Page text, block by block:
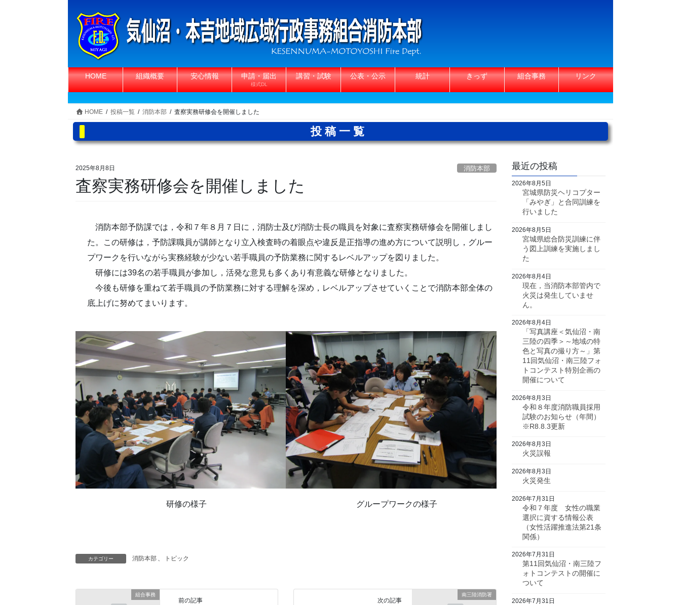
へ
ス
キ
ッ
ョ
ン
に
移
HOME 組織概要 安心情報 申請・届出
様式DL
講習・試験 公表・公示 統計 きっず 組合事務 リンク
HOME 投稿一覧 消防本部 査察実務研修会を開催しました
投稿一覧
2025年8月8日 消防本部
査察実務研修会を開催しました
消防本部予防課では，令和７年８月７日に，消防士及び消防士長の職員を対象に査察実務研修会を開催しまし
た。この研修は，予防課職員が講師となり立入検査時の着眼点や違反是正指導の進め方について説明し，グルー
プワークを行いながら実務経験が少ない若手職員の予防業務に関するレベルアップを図りました。
研修には39名の若手職員が参加し，活発な意見も多くあり有意義な研修となりました。
今後も研修を重ねて若手職員の予防業務に対する理解を深め，レベルアップさせていくことで消防本部全体の
底上げに努めてまいります。
研修の様子 グループワークの様子
カテゴリー 消防本部 、 トピック
組合事務
前の記事
南三陸消防署
次の記事
最近の投稿
宮城県防災ヘリコプター
「みやぎ」と合同訓練を
行いました
2026年8月5日
宮城県総合防災訓練に伴
う図上訓練を実施しまし
た
2026年8月5日
現在，当消防本部管内で
火災は発生していませ
ん。
2026年8月4日
「写真講座＜気仙沼・南
三陸の四季＞～地域の特
色と写真の撮り方～」第
11回気仙沼・南三陸フォ
トコンテスト特別企画の
開催について
2026年8月4日
令和８年度消防職員採用
試験のお知らせ（年間）
※R8.8.3更新
2026年8月3日
火災誤報
2026年8月3日
火災発生
2026年8月3日
令和７年度 女性の職業
選択に資する情報公表
（女性活躍推進法第21条
関係）
2026年7月31日
第11回気仙沼・南三陸フ
ォトコンテストの開催に
ついて
2026年7月31日
2026年7月31日